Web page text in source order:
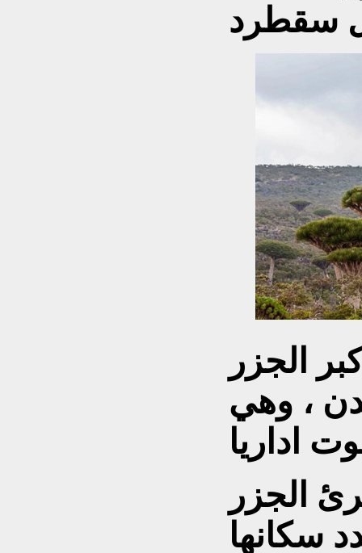
الجزر
، وهي
اداريا
الجزر
سكانها